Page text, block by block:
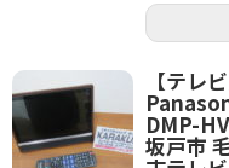
【テレ
DMP-
坂戸市